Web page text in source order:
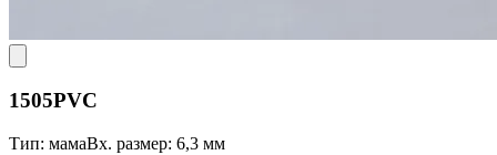
1505PVC
Тип: мамаВх. размер: 6,3 мм